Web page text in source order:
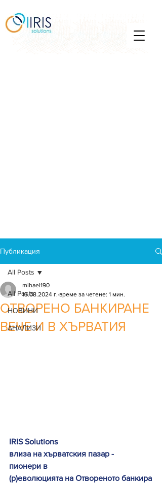
Публикация
All Posts
НОВИНИ
АНАЛИЗИ
All Posts
ОТВОРЕНО БАНКИРАНЕ
ВЕЧЕ И В ХЪРВАТИЯ
mihael190
13.08.2024 г. време за четене: 1 мин.
IRIS Solutions
влиза на хърватския пазар -
пионери в
(р)еволюцията на Отвореното банкира